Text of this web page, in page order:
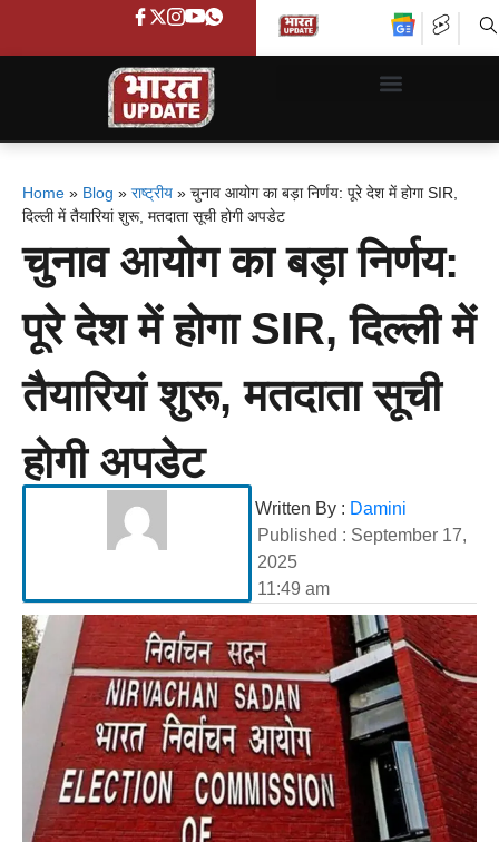
Home » Blog » राष्ट्रीय » चुनाव आयोग का बड़ा निर्णय: पूरे देश में होगा SIR,
दिल्ली में तैयारियां शुरू, मतदाता सूची होगी अपडेट
चुनाव आयोग का बड़ा निर्णय:
पूरे देश में होगा SIR, दिल्ली में
तैयारियां शुरू, मतदाता सूची
होगी अपडेट
Written By : Damini
Published : September 17,
2025
11:49 am